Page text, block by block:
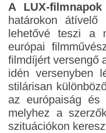
A LUX-filmnapok
határokon
lehetővé teszi a
európai
filmdíjért versengő
idén versenyben
stilárisan
az európaiság és
melyhez a
szituációkon